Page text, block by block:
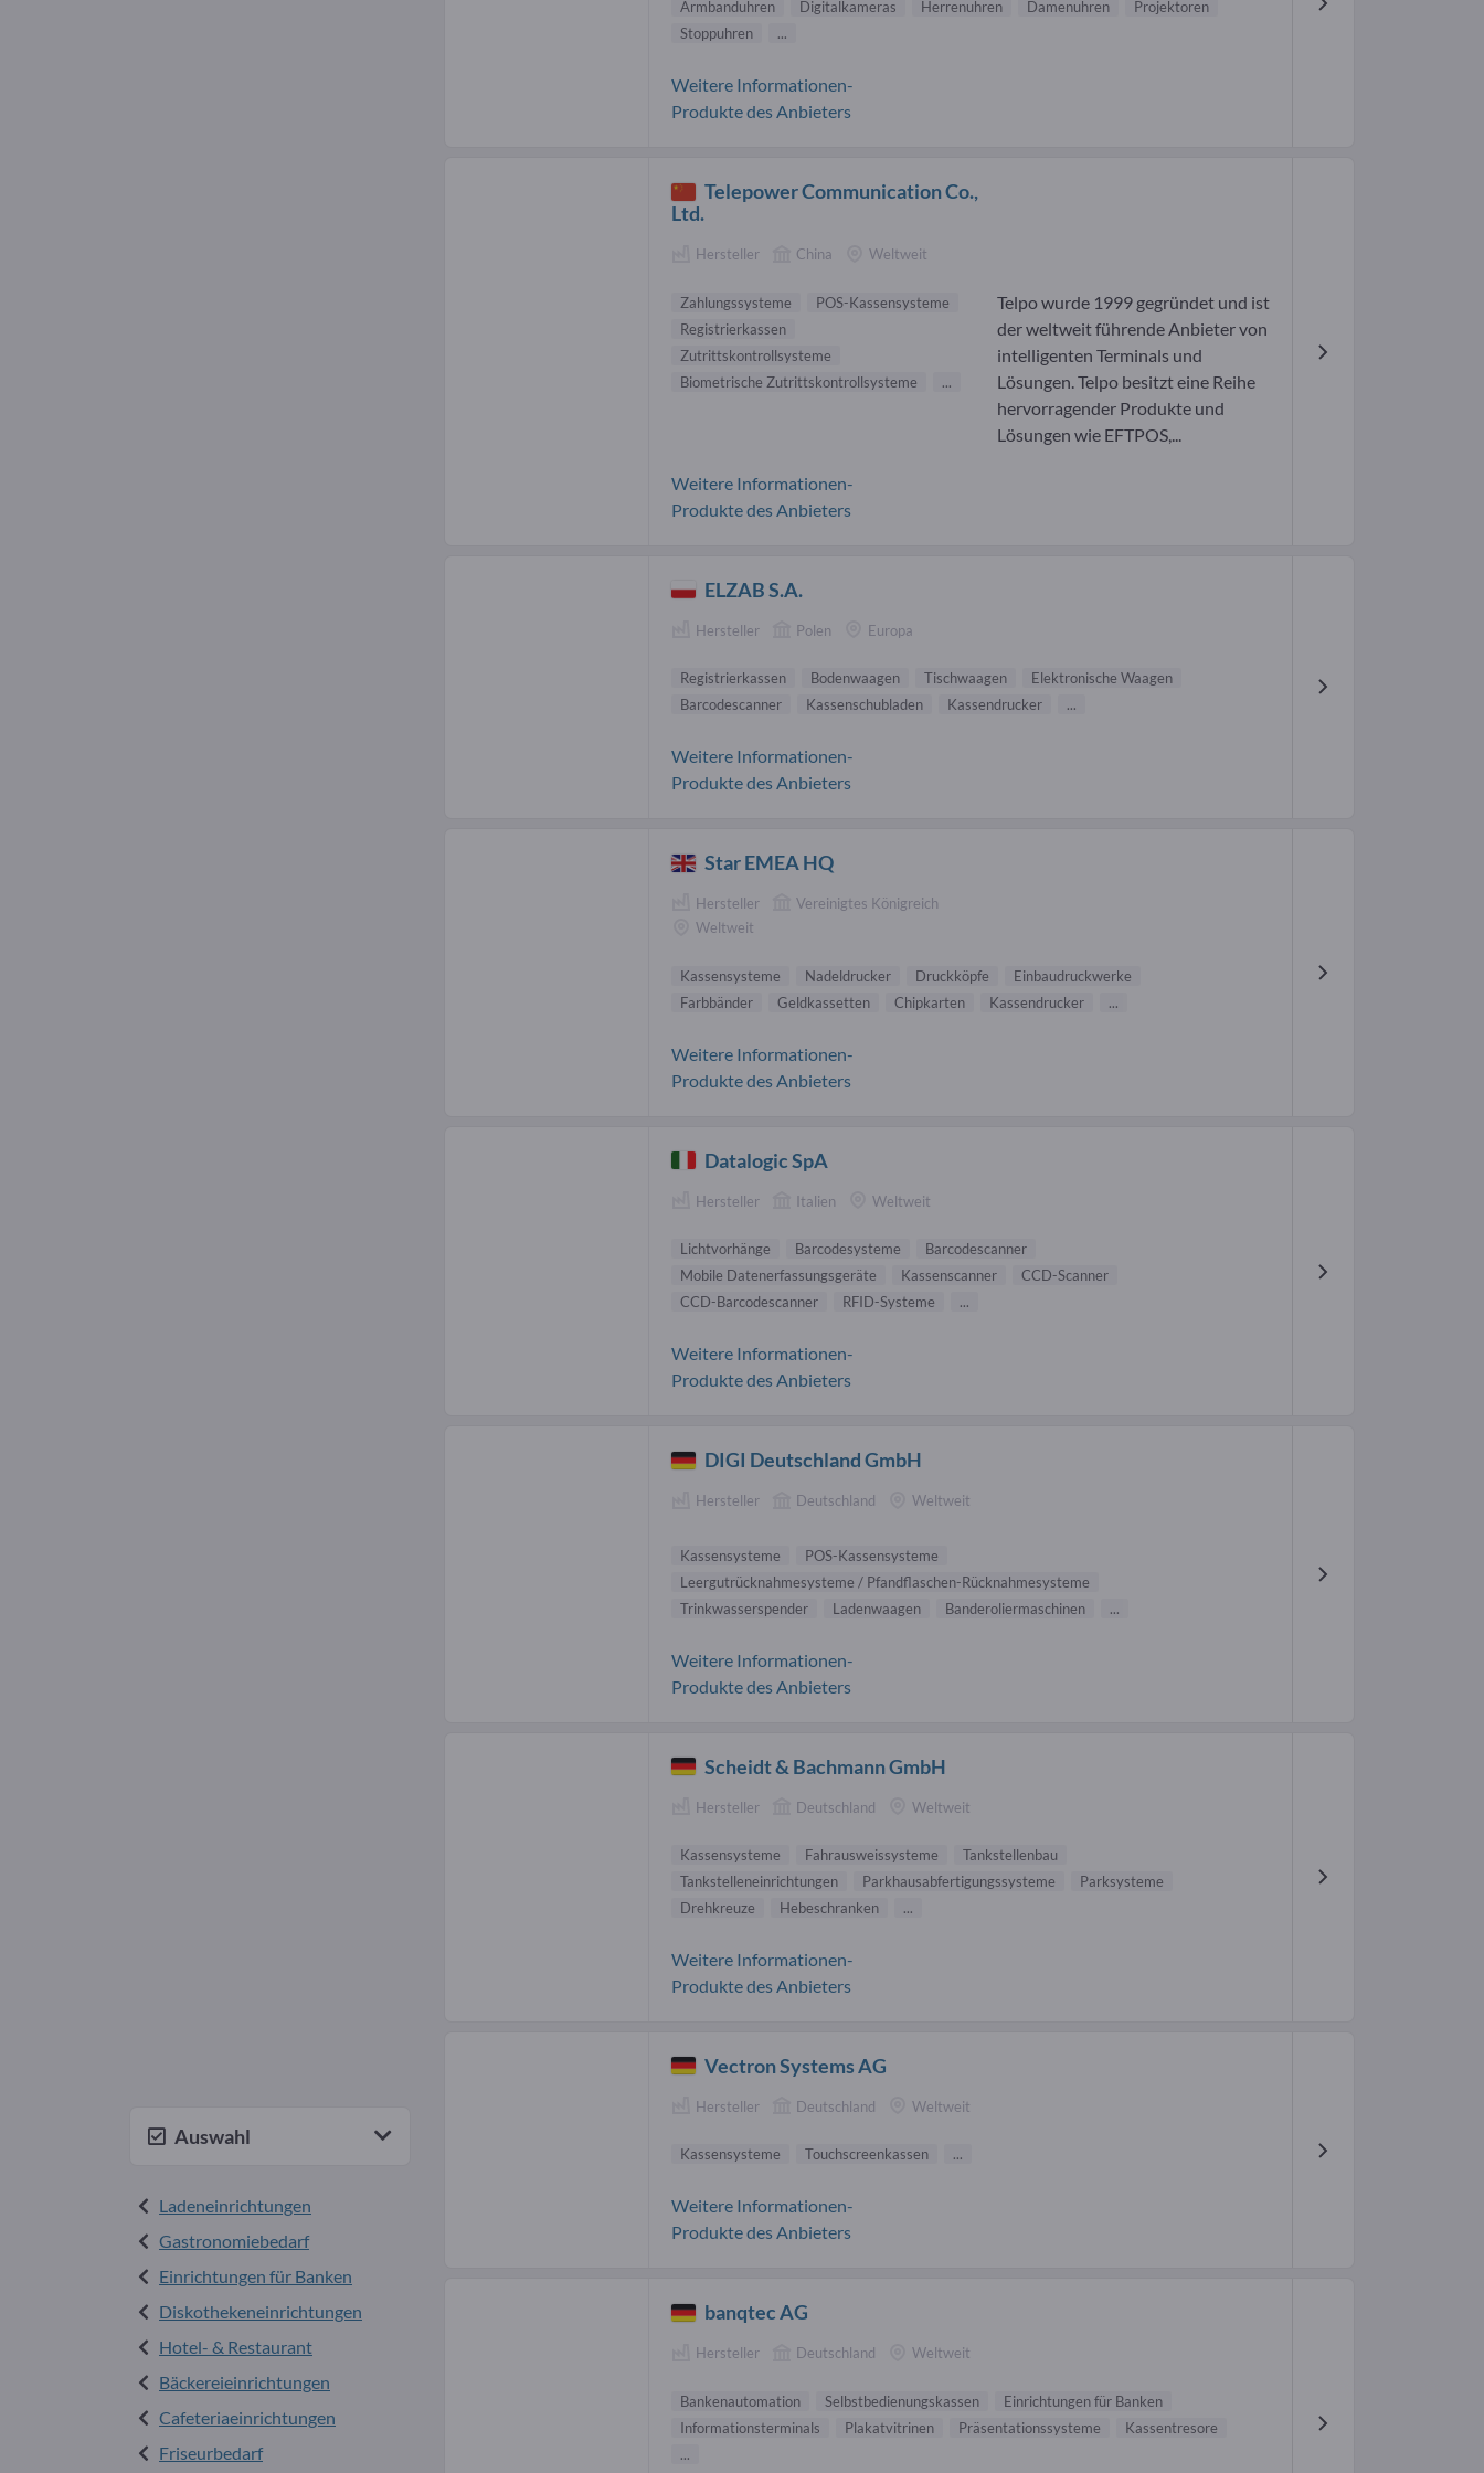
Auswahl
Ladeneinrichtungen
Gastronomiebedarf
Einrichtungen für Banken
Diskothekeneinrichtungen
Hotel- & Restaurant
Bäckereieinrichtungen
Cafeteriaeinrichtungen
Friseurbedarf
Armbanduhren
Digitalkameras Herrenuhren Damenuhren
Projektoren
Stoppuhren
...
Weitere Informationen-
Produkte des Anbieters
Telepower Communication Co.,
Ltd.
Hersteller China Weltweit
Zahlungssysteme
POS-Kassensysteme
Registrierkassen
Zutrittskontrollsysteme
Biometrische Zutrittskontrollsysteme
...
Telpo wurde 1999 gegründet und ist
der weltweit führende Anbieter von
intelligenten Terminals und
Lösungen. Telpo besitzt eine Reihe
hervorragender Produkte und
Lösungen wie EFTPOS,...
Weitere Informationen-
Produkte des Anbieters
ELZAB S.A.
Hersteller Polen Europa
Registrierkassen Bodenwaagen Tischwaagen
Elektronische Waagen
Barcodescanner
Kassenschubladen Kassendrucker ...
Weitere Informationen-
Produkte des Anbieters
Star EMEA HQ
Hersteller
Vereinigtes Königreich
Weltweit
Kassensysteme Nadeldrucker Druckköpfe
Einbaudruckwerke
Farbbänder
Geldkassetten Chipkarten Kassendrucker ...
Weitere Informationen-
Produkte des Anbieters
Datalogic SpA
Hersteller Italien Weltweit
Lichtvorhänge Barcodesysteme
Barcodescanner
Mobile Datenerfassungsgeräte
Kassenscanner
CCD-Scanner
CCD-Barcodescanner
RFID-Systeme ...
Weitere Informationen-
Produkte des Anbieters
DIGI Deutschland GmbH
Hersteller Deutschland Weltweit
Kassensysteme
POS-Kassensysteme
Leergutrücknahmesysteme / Pfandflaschen-Rücknahmesysteme
Trinkwasserspender
Ladenwaagen Banderoliermaschinen ...
Weitere Informationen-
Produkte des Anbieters
Scheidt & Bachmann GmbH
Hersteller Deutschland Weltweit
Kassensysteme Fahrausweissysteme
Tankstellenbau
Tankstelleneinrichtungen
Parkhausabfertigungssysteme
Parksysteme
Drehkreuze
Hebeschranken ...
Weitere Informationen-
Produkte des Anbieters
Vectron Systems AG
Hersteller Deutschland Weltweit
Kassensysteme Touchscreenkassen ...
Weitere Informationen-
Produkte des Anbieters
banqtec AG
Hersteller Deutschland Weltweit
Bankenautomation Selbstbedienungskassen
Einrichtungen für Banken
Informationsterminals
Plakatvitrinen Präsentationssysteme
Kassentresore
...